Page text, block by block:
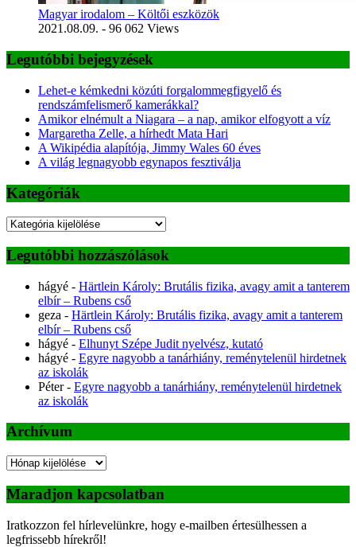
Magyar irodalom – Költői eszközök
2021.08.09. - 96 062 Views
Legutóbbi bejegyzések
Lehet-e kémkedni közúti forgalommegfigyelő és
rendszámfelismerő kamerákkal?
Amikor elnémult a Niagara – a nap, amikor elfogyott a víz
Margaretha Zelle, a hírhedt Mata Hari
A Wikipédia alapítója, Jimmy Wales 60 éves
A világ legnagyobb egynapos fesztiválja
Kategóriák
Kategóriák
Legutóbbi hozzászólások
hágyé - Härtlein Károly: Brutális fizika, avagy amit a tanterem
elbír – Rubens cső
geza - Härtlein Károly: Brutális fizika, avagy amit a tanterem
elbír – Rubens cső
hágyé - Elhunyt Szépe Judit nyelvész, kutató
hágyé - Egyre nagyobb a tanárhiány, reménytelenül hirdetnek
az iskolák
Péter- Egyre nagyobb a tanárhiány, reménytelenül hirdetnek
az iskolák
Archívum
Archívum
Maradjon kapcsolatban
Iratkozzon fel hírlevelünkre, hogy e-mailben értesülhessen a
legfrissebb hírekről!